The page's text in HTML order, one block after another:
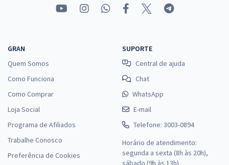
GRAN
Quem Somos
Como Funciona
Como Comprar
Loja Social
Programa de Afiliados
Trabalhe Conosco
Preferência de Cookies
SUPORTE
Central de ajuda
Chat
WhatsApp
E-mail
Telefone: 3003-0894
Horário de atendimento:
segunda a sexta (8h às 20h),
sábado (9h às 13h).